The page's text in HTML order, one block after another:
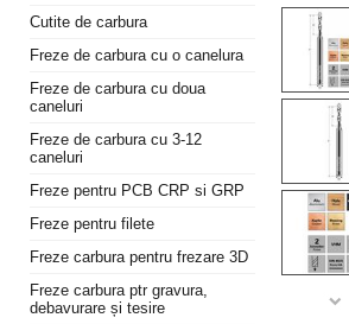
Cutite de carbura
Freze de carbura cu o canelura
Freze de carbura cu doua
caneluri
Freze de carbura cu 3-12
caneluri
Freze pentru PCB CRP si GRP
Freze pentru filete
Freze carbura pentru frezare 3D
Freze carbura ptr gravura,
debavurare și tesire